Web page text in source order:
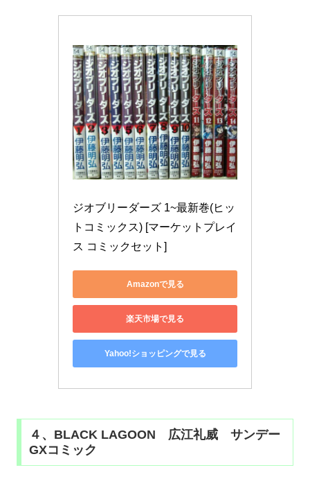
ジオブリーダーズ 1~最新巻(ヒッ
トコミックス) [マーケットプレイ
ス コミックセット]
Amazonで見る
楽天市場で見る
Yahoo!ショッピングで見る
４、BLACK LAGOON 広江礼威 サンデー
GXコミック